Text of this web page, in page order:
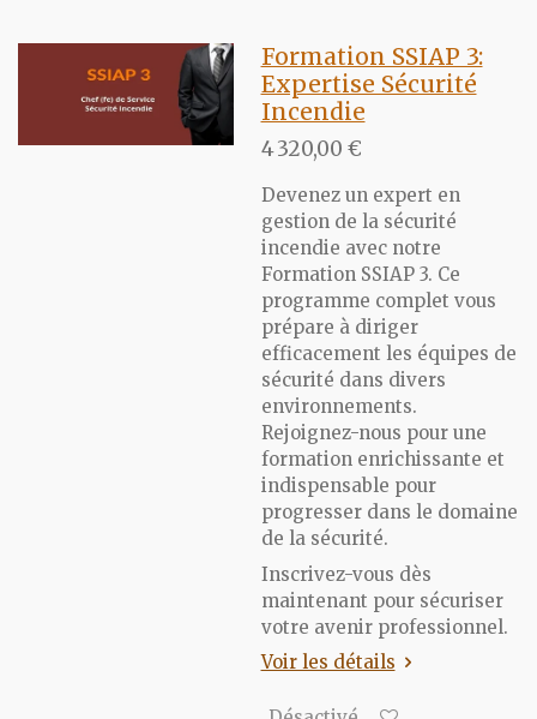
Formation SSIAP 3:
Expertise Sécurité
Incendie
4 320,00 €
Devenez un expert en
gestion de la sécurité
incendie avec notre
Formation SSIAP 3. Ce
programme complet vous
prépare à diriger
efficacement les équipes de
sécurité dans divers
environnements.
Rejoignez-nous pour une
formation enrichissante et
indispensable pour
progresser dans le domaine
de la sécurité.
Inscrivez-vous dès
maintenant pour sécuriser
votre avenir professionnel.
Voir les détails